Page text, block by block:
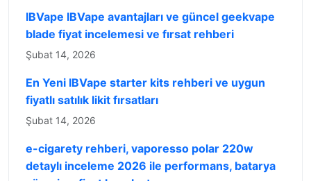
IBVape IBVape avantajları ve güncel geekvape
blade fiyat incelemesi ve fırsat rehberi
Şubat 14, 2026
En Yeni IBVape starter kits rehberi ve uygun
fiyatlı satılık likit fırsatları
Şubat 14, 2026
e-cigarety rehberi, vaporesso polar 220w
detaylı inceleme 2026 ile performans, batarya